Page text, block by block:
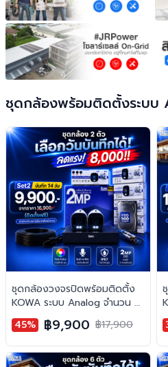
ชุดกล้องพร้อมติดตั้งระบบ
ชุดกล้องวงจรปิดพร้อมติดตั้ง
KOWA ระบบ Analog จำนวน 2
ตัว ความคมชัด 2MP บันทึกภาพ
พร้อมเสียง
45% ฿9,900 ฿17,900